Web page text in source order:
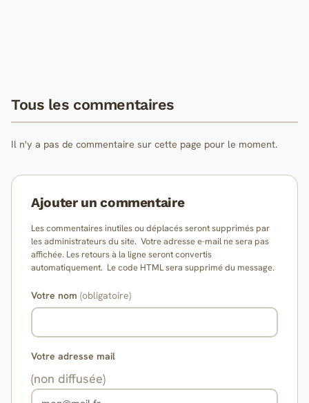
Tous les commentaires
Il n'y a pas de commentaire sur cette page pour le moment.
Ajouter un commentaire
Les commentaires inutiles ou déplacés seront supprimés par
les administrateurs du site. Votre adresse e-mail ne sera pas
affichée. Les retours à la ligne seront convertis
automatiquement. Le code HTML sera supprimé du message.
Votre nom (obligatoire)
Votre adresse mail
(non diffusée)